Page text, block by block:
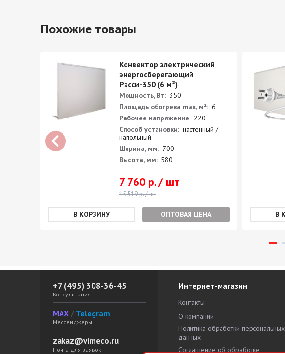
Похожие товары
Конвектор электрический
энергосберегающий
Рэсси-350 (6 м²)
Мощность, Вт: 350
Площадь обогрева max, м²: 6
Рабочее напряжение: 220
Способ установки: настенный /
напольный
Ширина, мм: 700
Высота, мм: 580
7 760 р. / шт
15 519 р. / шт
ОПТОВАЯ ЦЕНА
+7 (495) 308-36-45
Консультация
MAX / Telegram
Мессенджеры
zakaz@vimeco.ru
Почта для заявок
Интернет-магазин
Контакты
О компании
Политика обработки персональных
данных
Соглашение об обработке